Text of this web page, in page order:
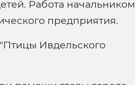
Работа начальником
предприятия.
Ивдельского